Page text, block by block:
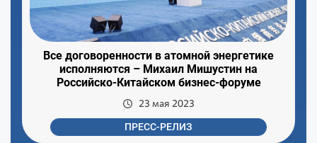
Все договоренности в атомной энергетике
исполняются – Михаил Мишустин на
Российско-Китайском бизнес-форуме
23 мая 2023
ПРЕСС-РЕЛИЗ